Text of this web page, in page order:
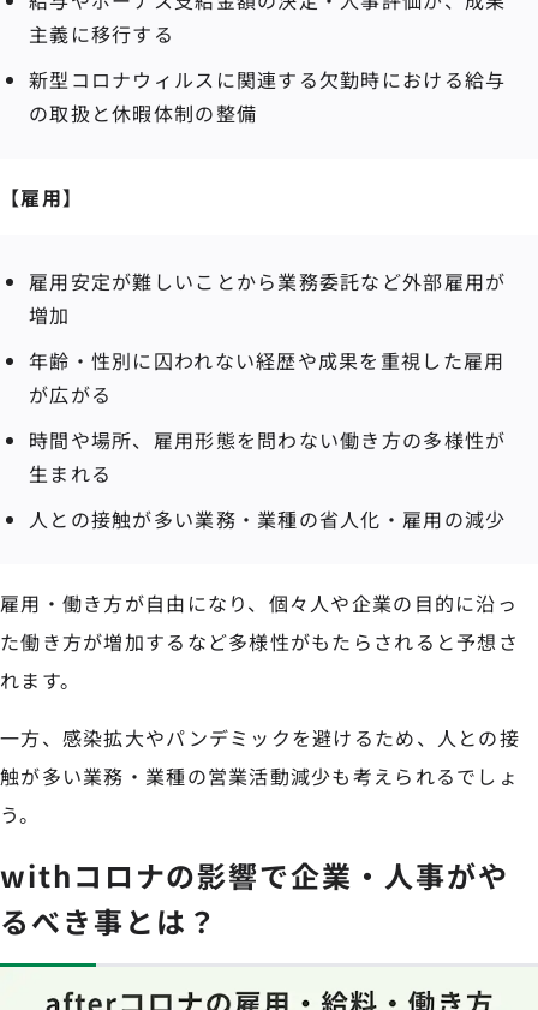
主義に移行する
新型コロナウィルスに関連する欠勤時における給与
の取扱と休暇体制の整備
【雇用】
雇用安定が難しいことから業務委託など外部雇用が
増加
年齢・性別に囚われない経歴や成果を重視した雇用
が広がる
時間や場所、雇用形態を問わない働き方の多様性が
生まれる
人との接触が多い業務・業種の省人化・雇用の減少
雇用・働き方が自由になり、個々人や企業の目的に沿っ
た働き方が増加するなど多様性がもたらされると予想さ
れます。
一方、感染拡大やパンデミックを避けるため、人との接
触が多い業務・業種の営業活動減少も考えられるでしょ
う。
withコロナの影響で企業・人事がや
るべき事とは？